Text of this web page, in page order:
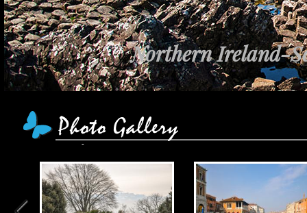
Northern Ireland-
เส้นทาง Egypt-